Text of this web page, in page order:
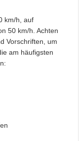
km/h, auf
50 km/h. Achten
Vorschriften, um
am häufigsten